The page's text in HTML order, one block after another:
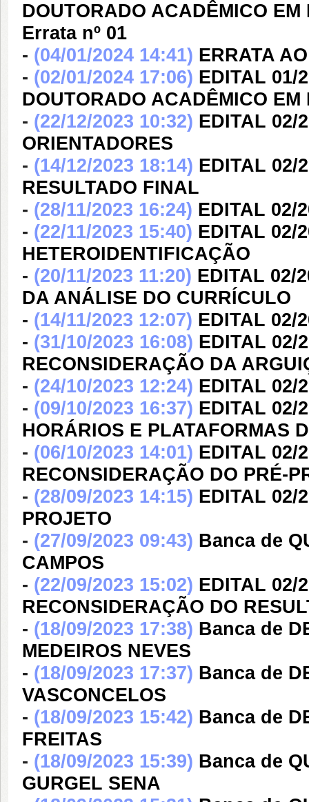
DOUTORADO ACADÊMICO
Errata nº 01
- (04/01/2024 14:41) ERRATA
- (02/01/2024 17:06) EDITAL 01/
DOUTORADO ACADÊMICO
- (22/12/2023 10:32) EDITAL 02/
ORIENTADORES
- (14/12/2023 18:14) EDITAL 02/
RESULTADO FINAL
- (28/11/2023 16:24) EDITAL 02/
- (22/11/2023 15:40) EDITAL 02/
HETEROIDENTIFICAÇÃO
- (20/11/2023 11:20) EDITAL 02/
DA ANÁLISE DO CURRÍCULO
- (14/11/2023 12:07) EDITAL 02/
- (31/10/2023 16:08) EDITAL 02/
RECONSIDERAÇÃO DA
- (24/10/2023 12:24) EDITAL 02/
- (09/10/2023 16:37) EDITAL 02/
HORÁRIOS E PLATAFORMAS
- (06/10/2023 14:01) EDITAL 02/
RECONSIDERAÇÃO DO PRÉ-
- (28/09/2023 14:15) EDITAL 02/
PROJETO
- (27/09/2023 09:43) Banca de
CAMPOS
- (22/09/2023 15:02) EDITAL 02/
RECONSIDERAÇÃO DO
- (18/09/2023 17:38) Banca de
MEDEIROS NEVES
- (18/09/2023 17:37) Banca de
VASCONCELOS
- (18/09/2023 15:42) Banca de
FREITAS
- (18/09/2023 15:39) Banca de
GURGEL SENA